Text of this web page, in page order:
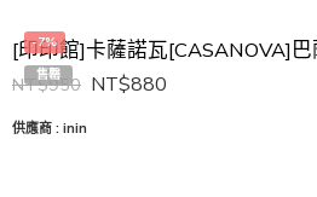
-7%
售罄
NT$950 NT$880
供應商 : inin